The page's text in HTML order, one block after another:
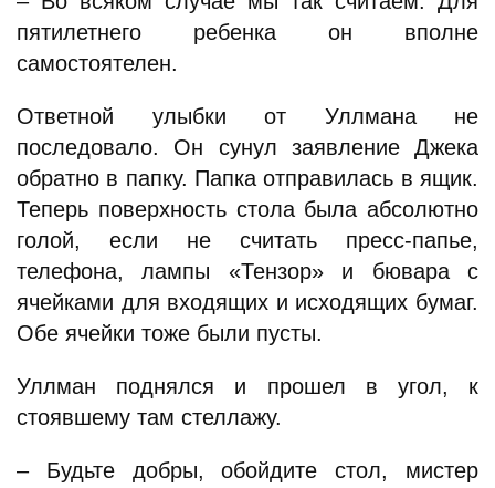
пятилетнего ребенка он вполне
самостоятелен.
Ответной улыбки от Уллмана не
последовало. Он сунул заявление Джека
обратно в папку. Папка отправилась в ящик.
Теперь поверхность стола была абсолютно
голой, если не считать пресс-папье,
телефона, лампы «Тензор» и бювара с
ячейками для входящих и исходящих бумаг.
Обе ячейки тоже были пусты.
Уллман поднялся и прошел в угол, к
стоявшему там стеллажу.
– Будьте добры, обойдите стол, мистер